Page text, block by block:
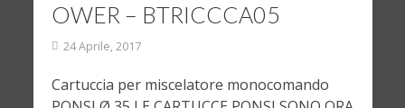
OWER – BTRICCCA05
24 Aprile, 2017
Cartuccia per miscelatore monocomando